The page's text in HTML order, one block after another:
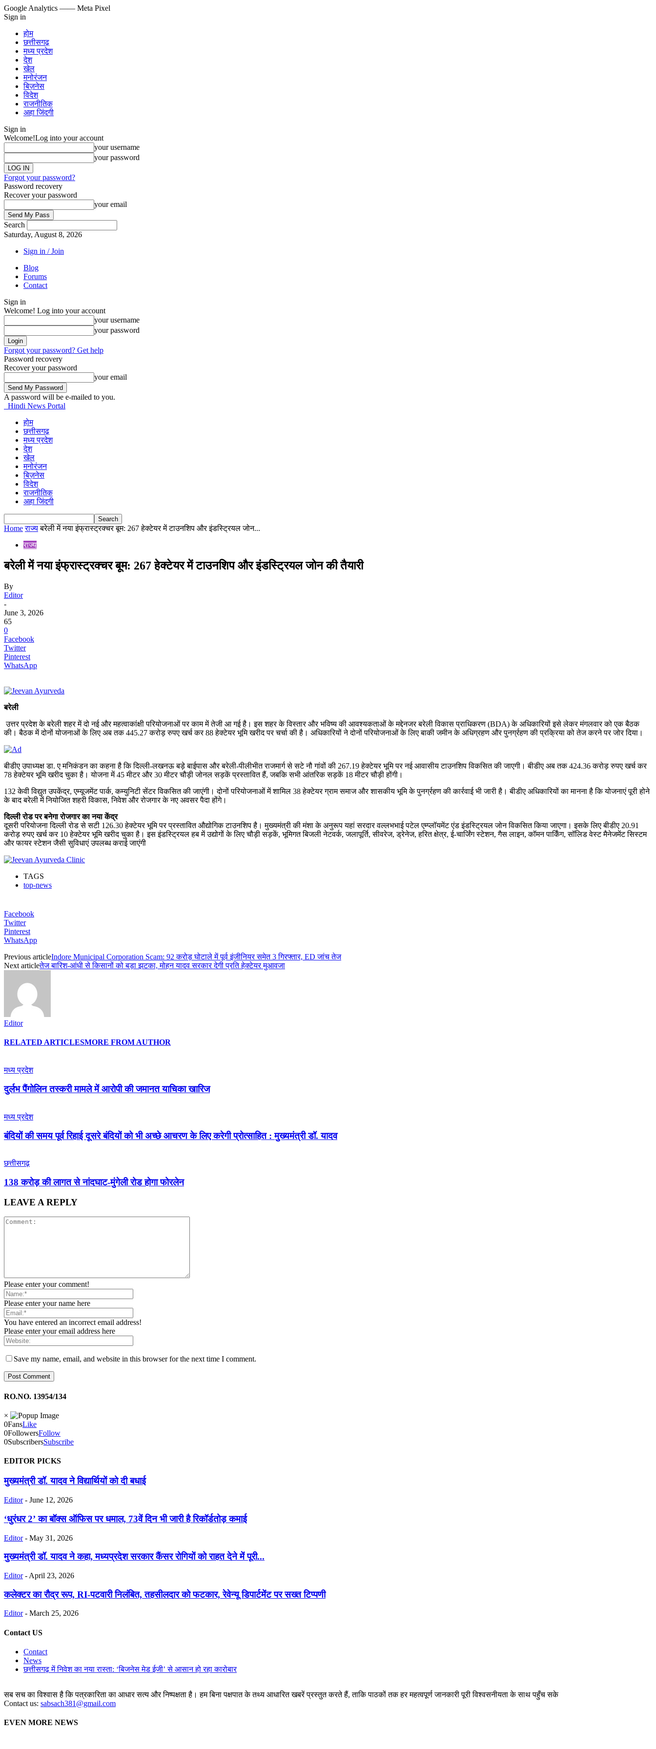
Google Analytics —— Meta Pixel
Sign in
होम
छत्तीसगढ़
मध्य प्रदेश
देश
खेल
मनोरंजन
बिज़नेस
विदेश
राजनीतिक
अहा जिंदगी
Sign in
Welcome!Log into your account
your username
your password
Forgot your password?
Password recovery
Recover your password
your email
Search
Saturday, August 8, 2026
Sign in / Join
Blog
Forums
Contact
Sign in
Welcome! Log into your account
your username
your password
Forgot your password? Get help
Password recovery
Recover your password
your email
A password will be e-mailed to you.
Hindi News Portal
होम
छत्तीसगढ़
मध्य प्रदेश
देश
खेल
मनोरंजन
बिज़नेस
विदेश
राजनीतिक
अहा जिंदगी
Home राज्य बरेली में नया इंफ्रास्ट्रक्चर बूम: 267 हेक्टेयर में टाउनशिप और इंडस्ट्रियल जोन...
राज्य
बरेली में नया इंफ्रास्ट्रक्चर बूम: 267 हेक्टेयर में टाउनशिप और इंडस्ट्रियल जोन की तैयारी
By
Editor
-
June 3, 2026
65
0
Facebook
Twitter
Pinterest
WhatsApp
बरेली
उत्तर प्रदेश के बरेली शहर में दो नई और महत्वाकांक्षी परियोजनाओं पर काम में तेजी आ गई है। इस शहर के विस्तार और भविष्य की आवश्यकताओं के मद्देनजर बरेली विकास प्राधिकरण (BDA) के अधिकारियों इसे लेकर मंगलवार को एक बैठक
की। बैठक में दोनों योजनाओं के लिए अब तक 445.27 करोड़ रुपए खर्च कर 88 हेक्टेयर भूमि खरीद पर चर्चा की है। अधिकारियों ने दोनों परियोजनाओं के लिए बाकी जमीन के अधिग्रहण और पुनर्ग्रहण की प्रक्रिया को तेज करने पर जोर दिया।
बीडीए उपाध्यक्ष डा. ए मनिकंडन का कहना है कि दिल्ली-लखनऊ बड़े बाईपास और बरेली-पीलीभीत राजमार्ग से सटे नौ गांवों की 267.19 हेक्टेयर भूमि पर नई आवासीय टाउनशिप विकसित की जाएगी। बीडीए अब तक 424.36 करोड़ रुपए खर्च कर
78 हेक्टेयर भूमि खरीद चुका है। योजना में 45 मीटर और 30 मीटर चौड़ी जोनल सड़कें प्रस्तावित हैं, जबकि सभी आंतरिक सड़कें 18 मीटर चौड़ी होंगी।
132 केवी विद्युत उपकेंद्र, एम्यूजमेंट पार्क, कम्युनिटी सेंटर विकसित की जाएंगी। दोनों परियोजनाओं में शामिल 38 हेक्टेयर ग्राम समाज और शासकीय भूमि के पुनर्ग्रहण की कार्रवाई भी जारी है। बीडीए अधिकारियों का मानना है कि योजनाएं पूरी होने
के बाद बरेली में नियोजित शहरी विकास, निवेश और रोजगार के नए अवसर पैदा होंगे।
दिल्ली रोड पर बनेगा रोजगार का नया केंद्र
दूसरी परियोजना दिल्ली रोड से सटी 126.30 हेक्टेयर भूमि पर प्रस्तावित औद्योगिक टाउनशिप है। मुख्यमंत्री की मंशा के अनुरूप यहां सरदार वल्लभभाई पटेल एम्प्लॉयमेंट एंड इंडस्ट्रियल जोन विकसित किया जाएगा। इसके लिए बीडीए 20.91
करोड़ रुपए खर्च कर 10 हेक्टेयर भूमि खरीद चुका है। इस इंडस्ट्रियल हब में उद्योगों के लिए चौड़ी सड़कें, भूमिगत बिजली नेटवर्क, जलापूर्ति, सीवरेज, ड्रेनेज, हरित क्षेत्र, ई-चार्जिंग स्टेशन, गैस लाइन, कॉमन पार्किंग, सॉलिड वेस्ट मैनेजमेंट सिस्टम
और फायर स्टेशन जैसी सुविधाएं उपलब्ध कराई जाएंगी
TAGS
top-news
Facebook
Twitter
Pinterest
WhatsApp
Previous articleIndore Municipal Corporation Scam: 92 करोड़ घोटाले में पूर्व इंजीनियर समेत 3 गिरफ्तार, ED जांच तेज
Next articleतेज बारिश-आंधी से किसानों को बड़ा झटका, मोहन यादव सरकार देगी प्रति हेक्टेयर मुआवजा
Editor
RELATED ARTICLESMORE FROM AUTHOR
मध्य प्रदेश
दुर्लभ पैंगोलिन तस्करी मामले में आरोपी की जमानत याचिका खारिज
मध्य प्रदेश
बंदियों की समय पूर्व रिहाई दूसरे बंदियों को भी अच्छे आचरण के लिए करेगी प्रोत्साहित : मुख्यमंत्री डॉ. यादव
छत्तीसगढ़
138 करोड़ की लागत से नांदघाट-मुंगेली रोड होगा फोरलेन
LEAVE A REPLY
Please enter your comment!
Please enter your name here
You have entered an incorrect email address!
Please enter your email address here
Save my name, email, and website in this browser for the next time I comment.
RO.NO. 13954/134
×
0FansLike
0FollowersFollow
0SubscribersSubscribe
EDITOR PICKS
मुख्यमंत्री डॉ. यादव ने विद्यार्थियों को दी बधाई
Editor - June 12, 2026
‘धुरंधर 2’ का बॉक्स ऑफिस पर धमाल, 73वें दिन भी जारी है रिकॉर्डतोड़ कमाई
Editor - May 31, 2026
मुख्यमंत्री डॉ. यादव ने कहा, मध्यप्रदेश सरकार कैंसर रोगियों को राहत देने में पूरी...
Editor - April 23, 2026
कलेक्टर का रौद्र रूप, RI-पटवारी निलंबित, तहसीलदार को फटकार, रेवेन्यू डिपार्टमेंट पर सख्त टिप्पणी
Editor - March 25, 2026
Contact US
Contact
News
छत्तीसगढ़ में निवेश का नया रास्ता: ‘बिजनेस मेड ईजी’ से आसान हो रहा कारोबार
सब सच का विश्वास है कि पत्रकारिता का आधार सत्य और निष्पक्षता है। हम बिना पक्षपात के तथ्य आधारित खबरें प्रस्तुत करते हैं, ताकि पाठकों तक हर महत्वपूर्ण जानकारी पूरी विश्वसनीयता के साथ पहुँच सके
Contact us: sabsach381@gmail.com
EVEN MORE NEWS